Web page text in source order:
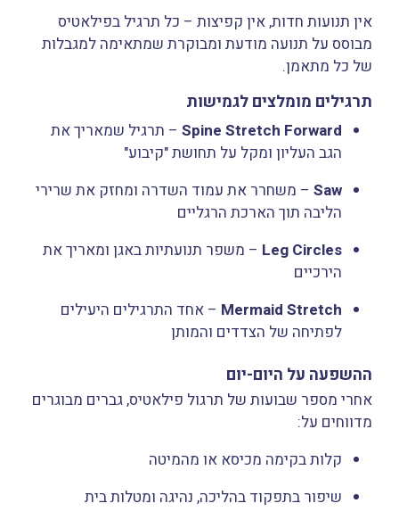
אין תנועות חדות, אין קפיצות – כל תרגיל בפילאטיס
מבוסס על תנועה מודעת ומבוקרת שמתאימה למגבלות
של כל מתאמן.
תרגילים מומלצים לגמישות
Spine Stretch Forward – תרגיל שמאריך את
הגב העליון ומקל על תחושת "קיבוע"
Saw – משחרר את עמוד השדרה ומחזק את שרירי
הליבה תוך הארכת הרגליים
Leg Circles – משפר תנועתיות באגן ומאריך את
הירכיים
Mermaid Stretch – אחד התרגילים היעילים
לפתיחה של הצדדים והמותן
ההשפעה על היום-יום
אחרי מספר שבועות של תרגול פילאטיס, גברים מבוגרים
מדווחים על:
קלות בקימה מכיסא או מהמיטה
שיפור בתפקוד בהליכה, נהיגה ומטלות בית